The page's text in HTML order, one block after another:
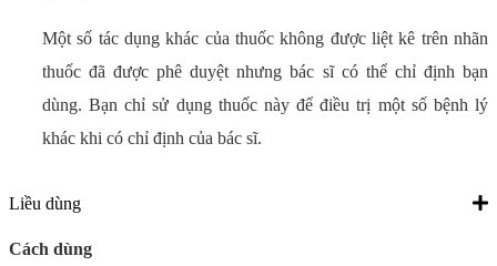
Một số tác dụng khác của thuốc không được liệt kê trên nhãn
thuốc đã được phê duyệt nhưng bác sĩ có thể chỉ định bạn
dùng. Bạn chỉ sử dụng thuốc này để điều trị một số bệnh lý
khác khi có chỉ định của bác sĩ.
Liều dùng
Cách dùng